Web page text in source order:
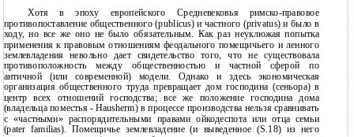
Хотя в эпоху европейского Средневековья римско-правовое
противопоставление общественного (publicus) и частного (privatus) и было в
ходу, но все же оно не было обязательным. Как раз неуклюжая попытка
применения к правовым отношениям феодального помещичьего и ленного
землевладения невольно дает свидетельство того, что не существовала
противоположность между общественностью и частной сферой по
античной (или современной) модели. Однако и здесь экономическая
организация общественного труда превращает дом господина (сеньора) в
центр всех отношений господства; все же положение господина дома
(владельца поместья - Hausherm) в процессе производства нельзя сравнивать
с «частными» распорядительными правами ойкодеспота или отца семьи
(pater familias). Помещичье землевладение (и выведенное (S.18) из него